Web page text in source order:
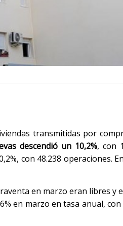
transmitidas por
descendió un 10,2%, con
con 48.238 operaciones.
en marzo eran libres y
en marzo en tasa anual,